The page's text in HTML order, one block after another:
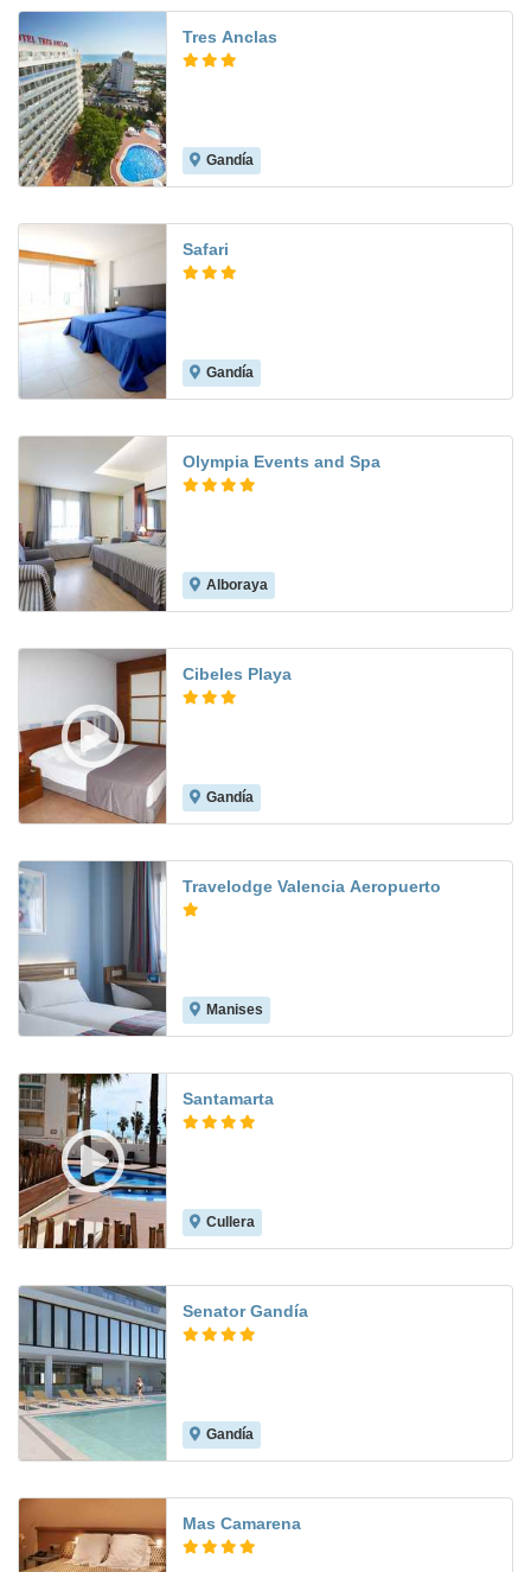
Tres Anclas
Gandía
Safari
Gandía
Olympia Events and Spa
Alboraya
Cibeles Playa
Gandía
Travelodge Valencia Aeropuerto
Manises
Santamarta
Cullera
Senator Gandía
Gandía
Mas Camarena